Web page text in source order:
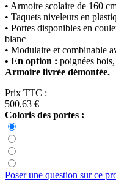
• Armoire scolaire de 160
• Taquets niveleurs en
• Portes disponibles en
blanc
• Modulaire et combinable
• En option : poignées
Armoire livrée démontée.
Prix TTC :
500,63 €
Coloris des portes :
Poser une question sur ce